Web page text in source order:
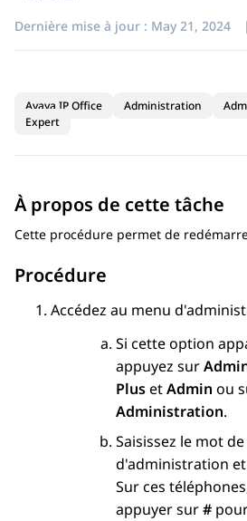
Dernière mise à jour : May 21, 2024 |
Avaya IP Office Administration
Expert
À propos de cette tâche
Cette procédure permet de
Procédure
Accédez au menu
Si cette option
appuyez sur
PlusetAdmin ou
Administration.
Saisissez le mot
d'administration
Sur ces
appuyer sur#